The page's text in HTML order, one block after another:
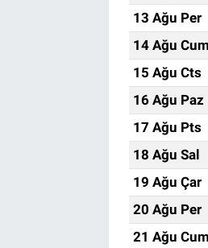
13 Ağu Per
14 Ağu Cum
15 Ağu Cts
16 Ağu Paz
17 Ağu Pts
18 Ağu Sal
19 Ağu Çar
20 Ağu Per
21 Ağu Cum